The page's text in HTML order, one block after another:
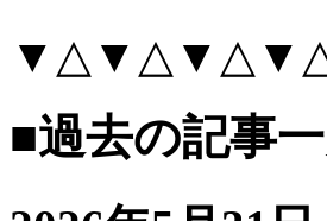
■過去の記事